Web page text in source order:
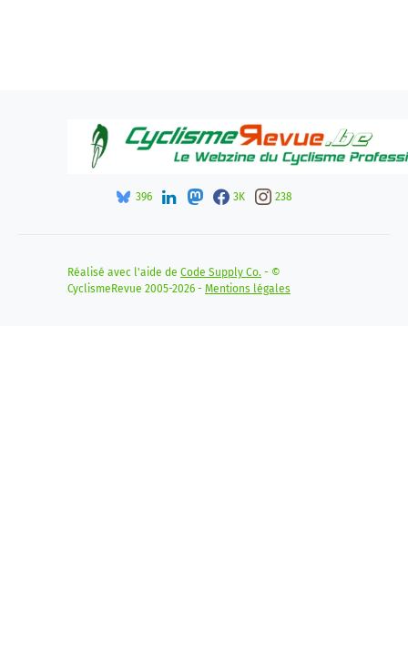
396 3K 238
Réalisé avec l'aide de Code Supply Co. - ©
CyclismeRevue 2005-2026 - Mentions légales